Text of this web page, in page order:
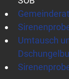
Umtausch